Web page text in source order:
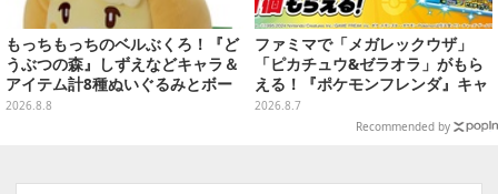
もっちもっちのベルぶくろ！『ど
うぶつの森』しずえなどキャラ＆
アイテム計8種ぬいぐるみとボー
ルチェーン付きマスコットが発売
2026.8.8
ファミマで「メガレックウザ」
「ピカチュウ&ゼラオラ」がもら
える！『ポケモンフレンダ』キャ
ンペーンが8月11日開始
2026.8.7
Recommended by